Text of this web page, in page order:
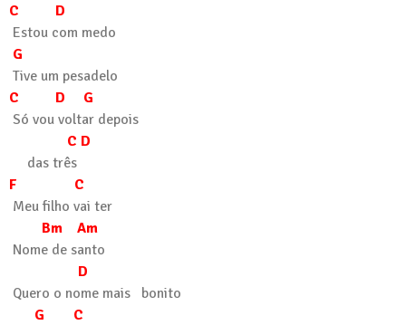
C D
Estou com medo
G
Tive um pesadelo
C D G
Só vou voltar depois
C D
das três
F C
Meu filho vai ter
Bm Am
Nome de santo
D
Quero o nome mais bonito
G C